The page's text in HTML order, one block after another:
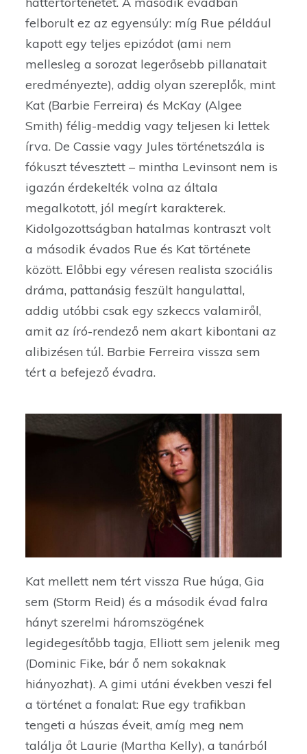
felborult ez az egyensúly: míg Rue például
kapott egy teljes epizódot (ami nem
mellesleg a sorozat legerősebb pillanatait
eredményezte), addig olyan szereplők, mint
Kat (Barbie Ferreira) és McKay (Algee
Smith) félig-meddig vagy teljesen ki lettek
írva. De Cassie vagy Jules történetszála is
fókuszt tévesztett – mintha Levinsont nem is
igazán érdekelték volna az általa
megalkotott, jól megírt karakterek.
Kidolgozottságban hatalmas kontraszt volt
a második évados Rue és Kat története
között. Előbbi egy véresen realista szociális
dráma, pattanásig feszült hangulattal,
addig utóbbi csak egy szkeccs valamiről,
amit az író-rendező nem akart kibontani az
alibizésen túl. Barbie Ferreira vissza sem
tért a befejező évadra.
Kat mellett nem tért vissza Rue húga, Gia
sem (Storm Reid) és a második évad falra
hányt szerelmi háromszögének
legidegesítőbb tagja, Elliott sem jelenik meg
(Dominic Fike, bár ő nem sokaknak
hiányozhat). A gimi utáni években veszi fel
a történet a fonalat: Rue egy trafikban
tengeti a húszas éveit, amíg meg nem
találja őt Laurie (Martha Kelly), a tanárból